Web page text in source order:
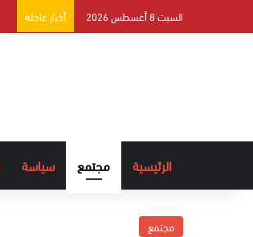
السبت 8 أغسطس 2026 أخبار عاجلة
الرئيسية مجتمع سياسة
مجتمع